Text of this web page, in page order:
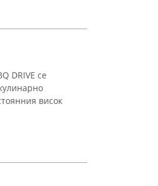
DRIVE се
висок